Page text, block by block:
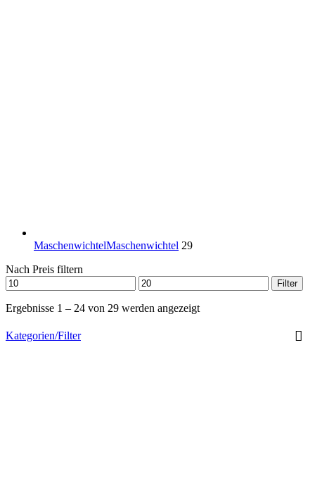
MaschenwichtelMaschenwichtel 29
Nach Preis filtern
Filter
Ergebnisse 1 – 24 von 29 werden angezeigt
Kategorien/Filter